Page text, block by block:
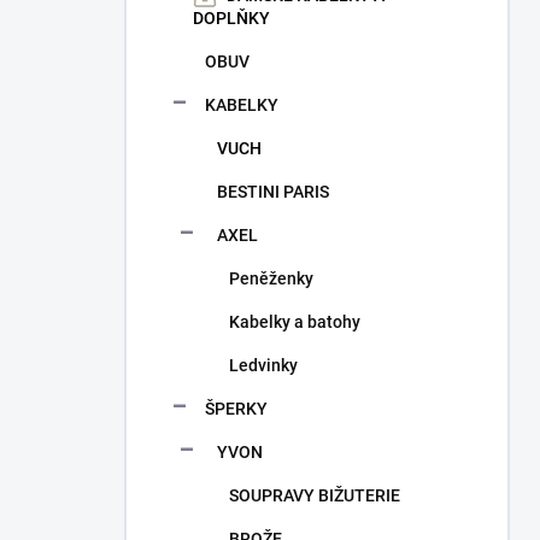
DOPLŇKY
OBUV
KABELKY
VUCH
BESTINI PARIS
AXEL
Peněženky
Kabelky a batohy
Ledvinky
ŠPERKY
YVON
SOUPRAVY BIŽUTERIE